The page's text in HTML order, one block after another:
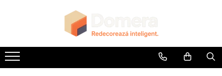
Toate Produsele
Parchet
Parchet SPC